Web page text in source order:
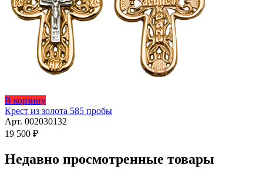
В корзину
Крест из золота 585 пробы
Арт. 002030132
19 500 ₽
Недавно просмотренные товары